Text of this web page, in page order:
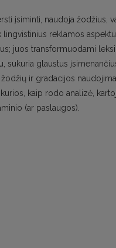
įsiminti, naudoja žodžius,
reklamos
juos transformuodami
sukuria glaustus
ir gradacijos
kaip rodo analizė,
(ar paslaugos).